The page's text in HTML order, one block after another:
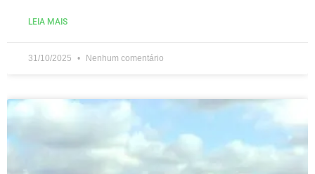
LEIA MAIS
31/10/2025 Nenhum comentário